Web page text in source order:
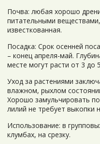
Почва: любая хорошо
питательными
известкованная.
Посадка: Срок осенней
– конец апреля-май.
месте могут расти от 3 до
Уход за растениями
влажном, рыхлом
Хорошо замульчировать
лилий не требует выкопки
Использование: в
клумбах, на срезку.